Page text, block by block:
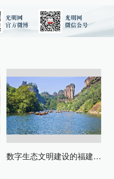
数字生态文明建设的福建路径与启示